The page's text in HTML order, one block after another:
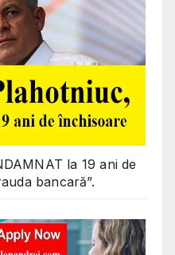
la 19 ani de
bancară”.